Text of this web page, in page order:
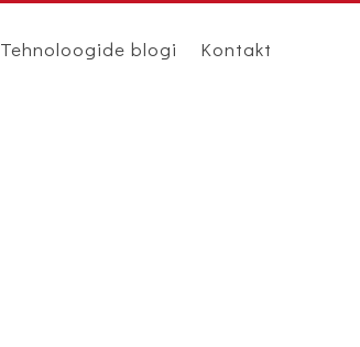
Tehnoloogide blogi Kontakt